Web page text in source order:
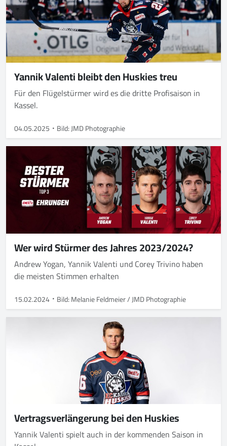
Yannik Valenti bleibt den Huskies treu
Für den Flügelstürmer wird es die dritte Profisaison in
Kassel.
04.05.2025 Bild: JMD Photographie
Wer wird Stürmer des Jahres 2023/2024?
Andrew Yogan, Yannik Valenti und Corey Trivino haben
die meisten Stimmen erhalten
15.02.2024 Bild: Melanie Feldmeier / JMD Photographie
Vertragsverlängerung bei den Huskies
Yannik Valenti spielt auch in der kommenden Saison in